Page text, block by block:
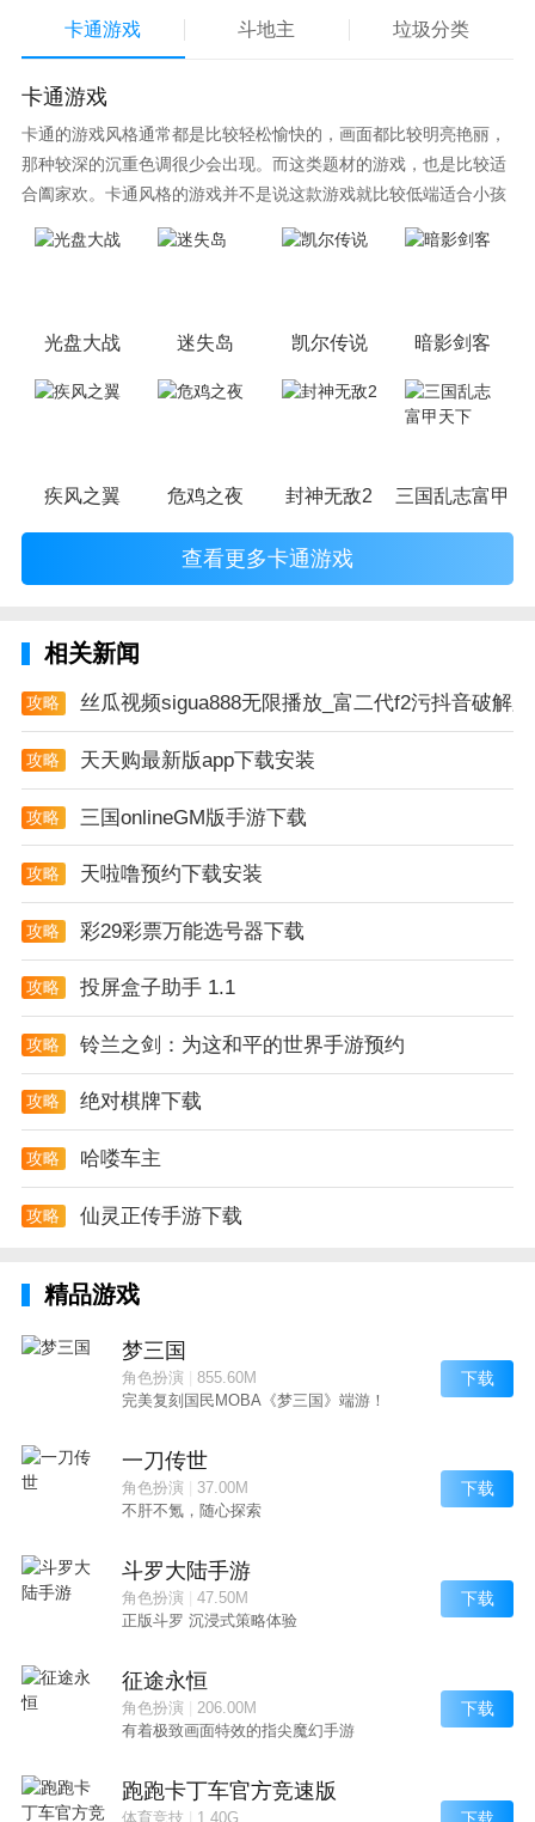
卡通游戏 斗地主 垃圾分类
卡通游戏
卡通的游戏风格通常都是比较轻松愉快的，画面都比较明亮艳丽，
那种较深的沉重色调很少会出现。而这类题材的游戏，也是比较适
合阖家欢。卡通风格的游戏并不是说这款游戏就比较低端适合小孩
子玩，因为很多游戏厂商会故意把游戏中添加进入卡通元素，这也
可以说是一种勾起大家兴趣的手段！身边有好友能够在一起游戏的
光盘大战 迷失岛 凯尔传说 暗影剑客
疾风之翼 危鸡之夜 封神无敌2 三国乱志富甲天
查看更多卡通游戏
相关新闻
攻略 丝瓜视频sigua888无限播放_富二代f2污抖音破解
攻略 天天购最新版app下载安装
攻略 三国onlineGM版手游下载
攻略 天啦噜预约下载安装
攻略 彩29彩票万能选号器下载
攻略 投屏盒子助手 1.1
攻略 铃兰之剑：为这和平的世界手游预约
攻略 绝对棋牌下载
攻略 哈喽车主
攻略 仙灵正传手游下载
精品游戏
梦三国
角色扮演| 855.60M
完美复刻国民MOBA《梦三国》端游！
下载
一刀传世
角色扮演| 37.00M
不肝不氪，随心探索
下载
斗罗大陆手游
角色扮演| 47.50M
正版斗罗 沉浸式策略体验
下载
征途永恒
角色扮演| 206.00M
有着极致画面特效的指尖魔幻手游
下载
跑跑卡丁车官方竞速版
体育竞技 1.40G 下载